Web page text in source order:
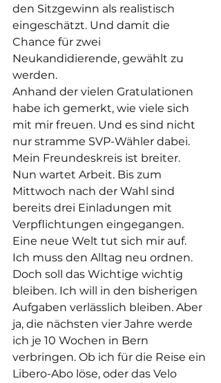
den Sitzgewinn als realistisch
eingeschätzt. Und damit die
Chance für zwei
Neukandidierende, gewählt zu
werden.
Anhand der vielen Gratulationen
habe ich gemerkt, wie viele sich
mit mir freuen. Und es sind nicht
nur stramme SVP-Wähler dabei.
Mein Freundeskreis ist breiter.
Nun wartet Arbeit. Bis zum
Mittwoch nach der Wahl sind
bereits drei Einladungen mit
Verpflichtungen eingegangen.
Eine neue Welt tut sich mir auf.
Ich muss den Alltag neu ordnen.
Doch soll das Wichtige wichtig
bleiben. Ich will in den bisherigen
Aufgaben verlässlich bleiben. Aber
ja, die nächsten vier Jahre werde
ich je 10 Wochen in Bern
verbringen. Ob ich für die Reise ein
Libero-Abo löse, oder das Velo